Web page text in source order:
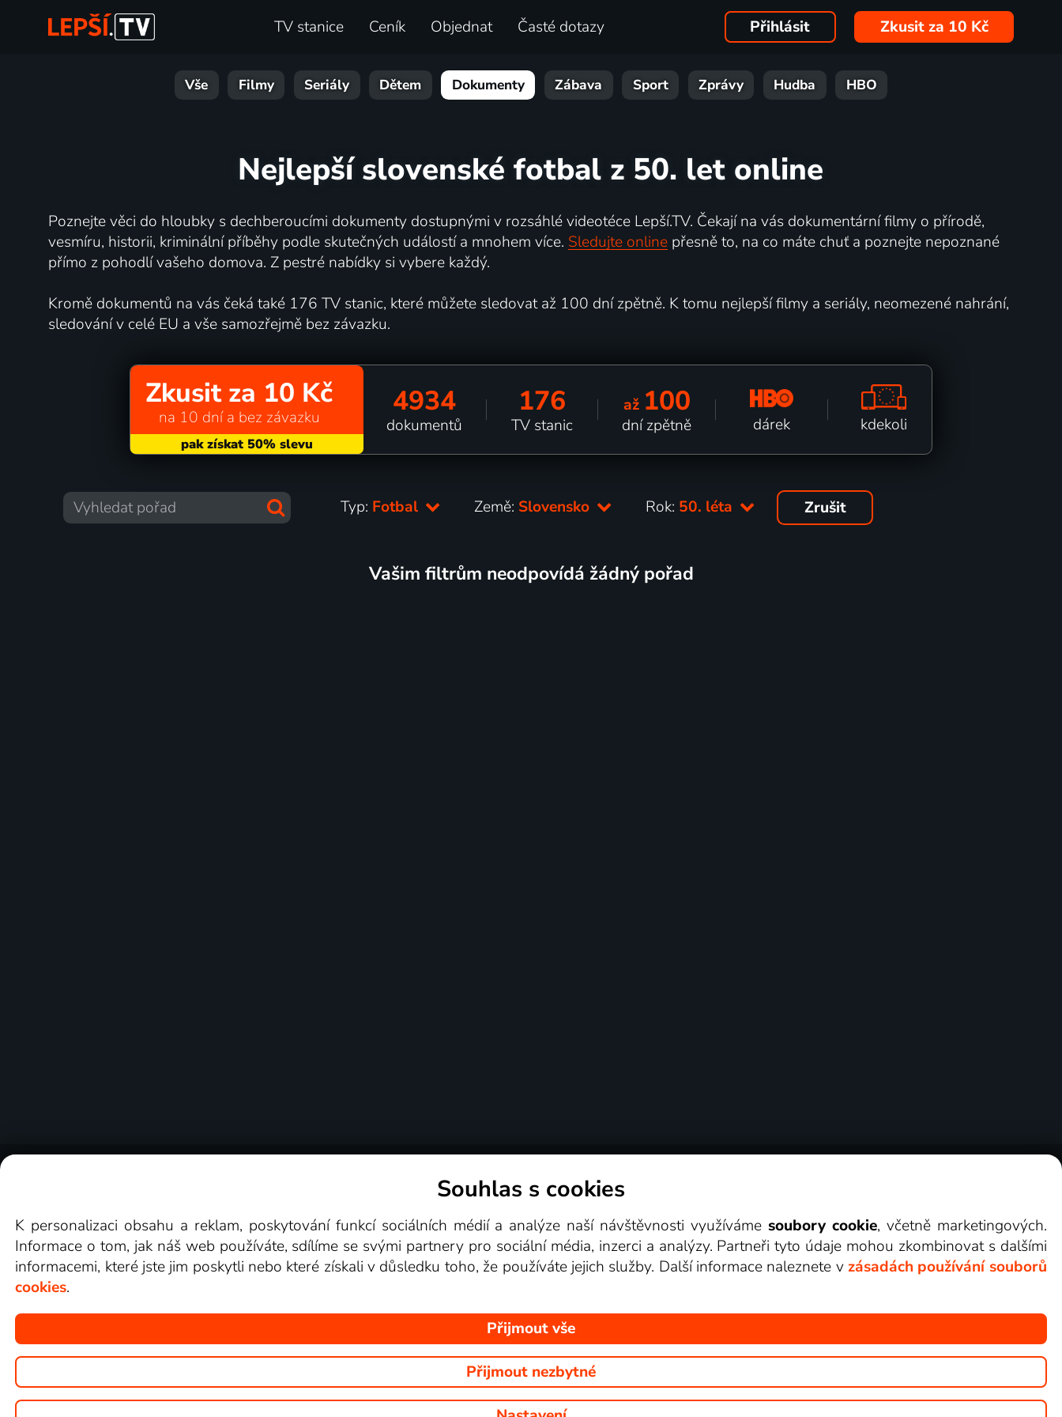
TV stanice Ceník Objednat Časté dotazy Přihlásit Zkusit za 10 Kč
Vše Filmy Seriály Dětem Dokumenty Zábava Sport Zprávy Hudba HBO
Nejlepší slovenské fotbal z 50. let online
Poznejte věci do hloubky s dechberoucími dokumenty dostupnými v rozsáhlé videotéce Lepší.TV. Čekají na vás dokumentární filmy o přírodě,
vesmíru, historii, kriminální příběhy podle skutečných událostí a mnohem více. Sledujte onlinepřesně to, na co máte chuť a poznejte nepoznané
přímo z pohodlí vašeho domova. Z pestré nabídky si vybere každý.
Kromě dokumentů na vás čeká také 176 TV stanic, které můžete sledovat až 100 dní zpětně. K tomu nejlepší filmy a seriály, neomezené nahrání,
sledování v celé EU a vše samozřejmě bez závazku.
Zkusit za 10 Kč
na 10 dní a bez závazku 4934
dokumentů
176
TV stanic
až 100
dní zpětně dárek kdekoli
Typ: Fotbal Země: Slovensko Rok: 50. léta Zrušit
Vašim filtrům neodpovídá žádný pořad
Videotéka
Copyright © goNET s.r.o. Na tomto webu jsou zobrazovány obrázky z pořadů TV stanic, které můžete sledovat v Lepší.TV.
Souhlas s cookies
K personalizaci obsahu a reklam, poskytování funkcí sociálních médií a analýze naší návštěvnosti využívámesoubory cookie, včetně marketingových.
Informace o tom, jak náš web používáte, sdílíme se svými partnery pro sociální média, inzerci a analýzy. Partneři tyto údaje mohou zkombinovat s dalšími
informacemi, které jste jim poskytli nebo které získali v důsledku toho, že používáte jejich služby. Další informace naleznete v zásadách používání souborů
cookies.
Přijmout vše
Přijmout nezbytné